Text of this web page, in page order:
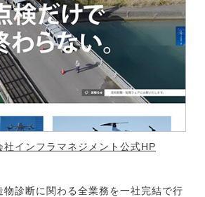
社インフラマネジメント公式HP
物診断に関わる全業務を一社完結で行